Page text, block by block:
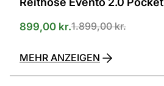
1.899,00kr.
899,00 kr.
MEHR ANZEIGEN